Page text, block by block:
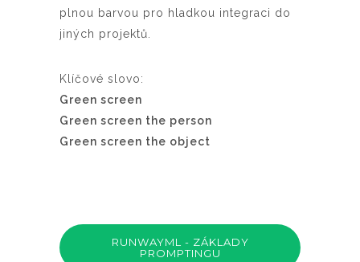
plnou barvou pro hladkou integraci do
jiných projektů.
Klíčové slovo:
Green screen
Green screen the person
Green screen the object
RUNWAYML - ZÁKLADY
PROMPTINGU